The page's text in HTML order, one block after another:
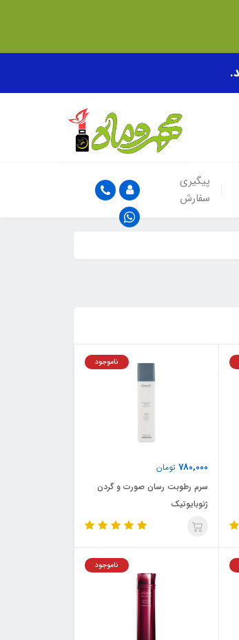
پیگیری
سفارش
780,000 تومان
ناموجود
سرم رطوبت رسان صورت و گردن
ژنوبایوتیک
ناموجود